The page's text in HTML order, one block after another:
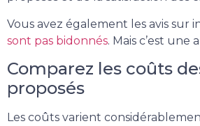
Vous avez également les avis sur
sont pas bidonnés. Mais c’est une
Comparez les coûts
proposés
Les coûts varient